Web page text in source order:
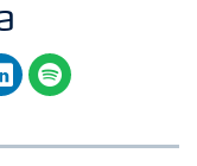
spotify